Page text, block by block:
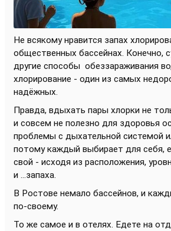
Не всякому нравится запах
общественных бассейнах. Конечно,
другие способы обеззараживания
хлорирование - один из самых
надёжных.
Правда, вдыхать пары хлорки не
и совсем не полезно для здоровья
проблемы с дыхательной системой
потому каждый выбирает для себя,
свой - исходя из расположения,
и ...запаха.
В Ростове немало бассейнов, и
по-своему.
То же самое и в отелях. Едете на